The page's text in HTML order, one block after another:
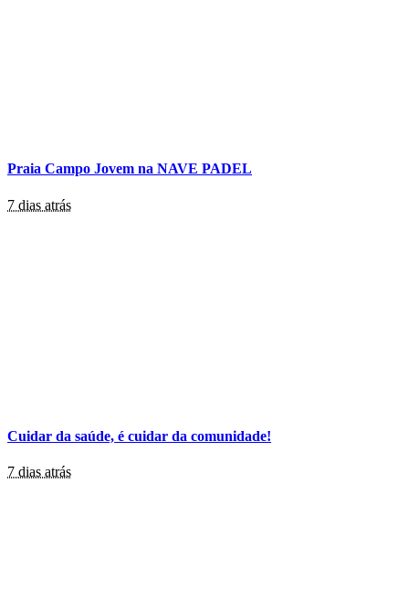
Praia Campo Jovem na NAVE PADEL
7 dias atrás
Cuidar da saúde, é cuidar da comunidade!
7 dias atrás